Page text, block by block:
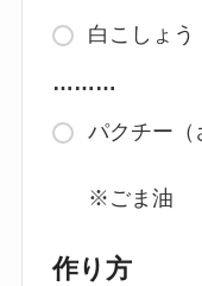
白こしょ
………
パクチー（
※ごま油
作り方